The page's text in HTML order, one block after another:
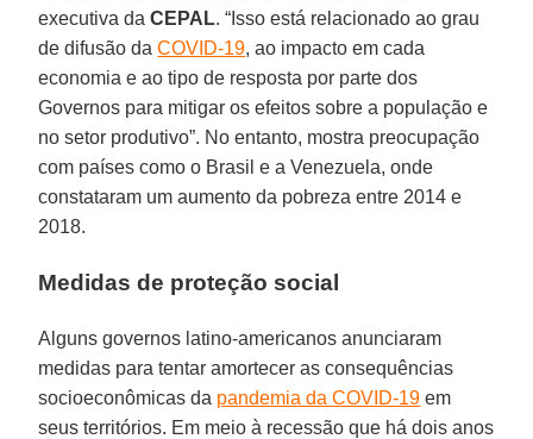
executiva daCEPAL. “Isso está relacionado ao grau
de difusão daCOVID-19, ao impacto em cada
economia e ao tipo de resposta por parte dos
Governos para mitigar os efeitos sobre a população e
no setor produtivo”. No entanto, mostra preocupação
com países como o Brasil e a Venezuela, onde
constataram um aumento da pobreza entre 2014 e
2018.
Medidas de proteção social
Alguns governos latino-americanos anunciaram
medidas para tentar amortecer as consequências
socioeconômicas da pandemia da COVID-19 em
seus territórios. Em meio à recessão que há dois anos